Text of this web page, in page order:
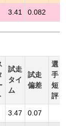
3.41 0.082
試走
タイ
ム
試走
偏差
選
手
短
評
3.47 0.07